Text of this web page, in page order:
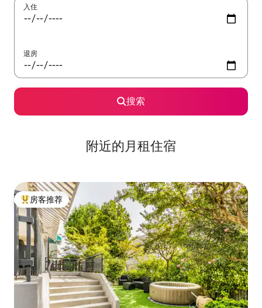
入住
退房
搜索
附近的月租住宿
热门「房客推荐」
房客推荐